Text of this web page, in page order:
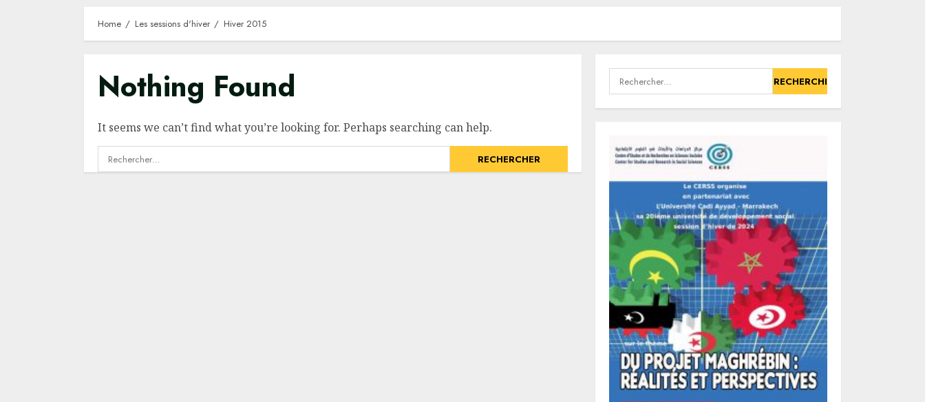
Home Les sessions d'hiver Hiver 2015
Nothing Found
It seems we can’t find what you’re looking for. Perhaps searching can help.
Rechercher :
Rechercher :